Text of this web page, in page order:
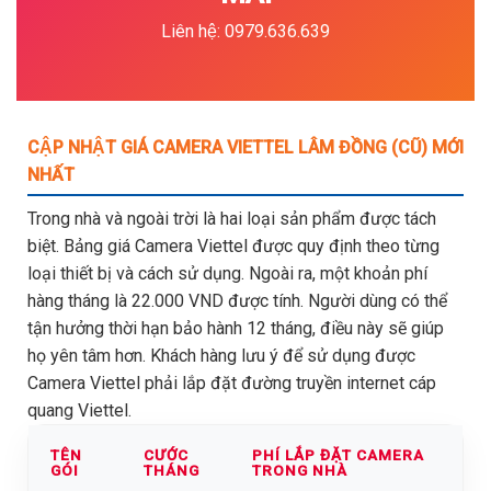
Liên hệ: 0979.636.639
CẬP NHẬT GIÁ CAMERA VIETTEL LÂM ĐỒNG (CŨ) MỚI
NHẤT
Trong nhà và ngoài trời là hai loại sản phẩm được tách
biệt. Bảng giá Camera Viettel được quy định theo từng
loại thiết bị và cách sử dụng. Ngoài ra, một khoản phí
hàng tháng là 22.000 VND được tính. Người dùng có thể
tận hưởng thời hạn bảo hành 12 tháng, điều này sẽ giúp
họ yên tâm hơn. Khách hàng lưu ý để sử dụng được
Camera Viettel phải lắp đặt đường truyền internet cáp
quang Viettel.
TÊN
GÓI
CƯỚC
THÁNG
PHÍ LẮP ĐẶT CAMERA
TRONG NHÀ